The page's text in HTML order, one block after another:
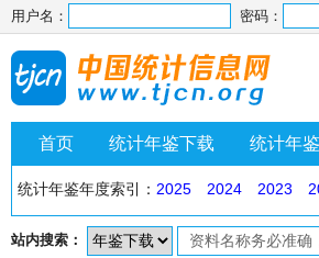
用户名： 密码：
首页 统计年鉴下载 统计年鉴
统计年鉴年度索引： 2025 2024 2023
站内搜索：